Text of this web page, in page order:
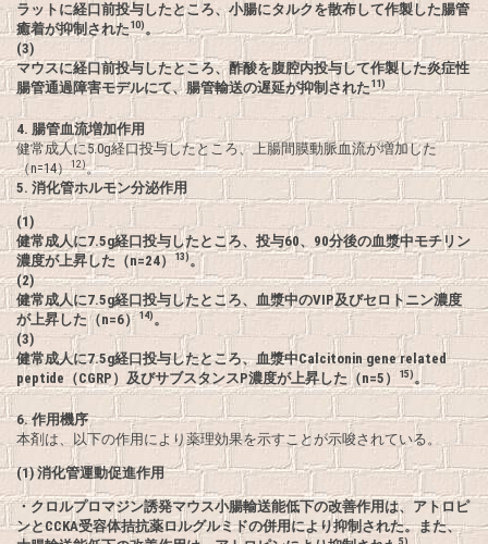
ラットに経口前投与したところ、小腸にタルクを散布して作製した腸管
癒着が抑制された10)。
(3)
マウスに経口前投与したところ、酢酸を腹腔内投与して作製した炎症性
腸管通過障害モデルにて、腸管輸送の遅延が抑制された11)
4. 腸管血流増加作用
健常成人に5.0g経口投与したところ、上腸間膜動脈血流が増加した
（n=14）12)。
5. 消化管ホルモン分泌作用
(1)
健常成人に7.5g経口投与したところ、投与60、90分後の血漿中モチリン
濃度が上昇した（n=24）
13)。
(2)
健常成人に7.5g経口投与したところ、血漿中のVIP及びセロトニン濃度
が上昇した（n=6） 14)。
(3)
健常成人に7.5g経口投与したところ、血漿中Calcitonin gene related
peptide（CGRP）及びサブスタンスP濃度が上昇した（n=5）
15)。
6.作用機序
本剤は、以下の作用により薬理効果を示すことが示唆されている。
(1) 消化管運動促進作用
・クロルプロマジン誘発マウス小腸輸送能低下の改善作用は、アトロピ
ンとCCKA受容体拮抗薬ロルグルミドの併用により抑制された。また、